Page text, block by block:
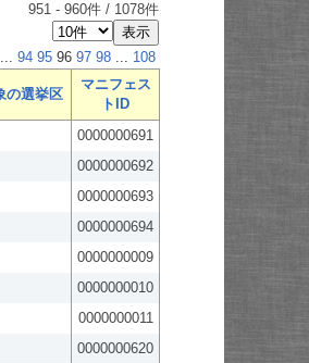
951 - 960件 / 1078件
... 94 95 96 97 98 ... 108
の選挙区
マニフェス
トID
0000000691
0000000692
0000000693
0000000694
0000000009
0000000010
0000000011
0000000620